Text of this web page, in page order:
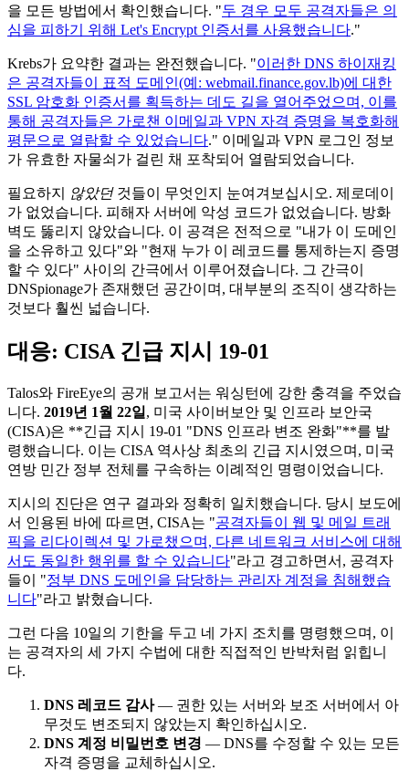
을 모든 방법에서 확인했습니다. "두 경우 모두 공격자들은 의
심을 피하기 위해 Let's Encrypt 인증서를 사용했습니다."
Krebs가 요약한 결과는 완전했습니다. "이러한 DNS 하이재킹
은 공격자들이 표적 도메인(예: webmail.finance.gov.lb)에 대한
SSL 암호화 인증서를 획득하는 데도 길을 열어주었으며, 이를
통해 공격자들은 가로챈 이메일과 VPN 자격 증명을 복호화해
평문으로 열람할 수 있었습니다." 이메일과 VPN 로그인 정보
가 유효한 자물쇠가 걸린 채 포착되어 열람되었습니다.
필요하지 않았던것들이 무엇인지 눈여겨보십시오. 제로데이
가 없었습니다. 피해자 서버에 악성 코드가 없었습니다. 방화
벽도 뚫리지 않았습니다. 이 공격은 전적으로 "내가 이 도메인
을 소유하고 있다"와 "현재 누가 이 레코드를 통제하는지 증명
할 수 있다" 사이의 간극에서 이루어졌습니다. 그 간극이
DNSpionage가 존재했던 공간이며, 대부분의 조직이 생각하는
것보다 훨씬 넓습니다.
대응: CISA 긴급 지시 19-01
Talos와 FireEye의 공개 보고서는 워싱턴에 강한 충격을 주었습
니다. 2019년 1월 22일 , 미국 사이버보안 및 인프라 보안국
(CISA)은 **긴급 지시 19-01 "DNS 인프라 변조 완화"**를 발
령했습니다. 이는 CISA 역사상 최초의 긴급 지시였으며, 미국
연방 민간 정부 전체를 구속하는 이례적인 명령이었습니다.
지시의 진단은 연구 결과와 정확히 일치했습니다. 당시 보도에
서 인용된 바에 따르면, CISA는 "공격자들이 웹 및 메일 트래
픽을 리다이렉션 및 가로챘으며, 다른 네트워크 서비스에 대해
서도 동일한 행위를 할 수 있습니다"라고 경고하면서, 공격자
들이 "정부 DNS 도메인을 담당하는 관리자 계정을 침해했습
니다"라고 밝혔습니다.
그런 다음 10일의 기한을 두고 네 가지 조치를 명령했으며, 이
는 공격자의 세 가지 수법에 대한 직접적인 반박처럼 읽힙니
다.
DNS 레코드 감사— 권한 있는 서버와 보조 서버에서 아
무것도 변조되지 않았는지 확인하십시오.
DNS 계정 비밀번호 변경 — DNS를 수정할 수 있는 모든
자격 증명을 교체하십시오.